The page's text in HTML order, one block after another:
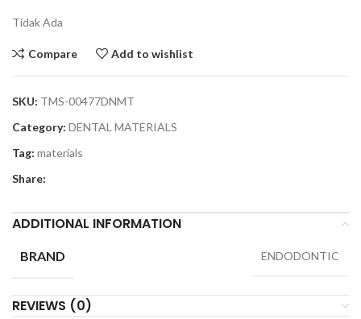
Tidak Ada
Compare Add to wishlist
SKU: TMS-00477DNMT
Category: DENTAL MATERIALS
Tag: materials
Share:
ADDITIONAL INFORMATION
BRAND ENDODONTIC
REVIEWS (0)